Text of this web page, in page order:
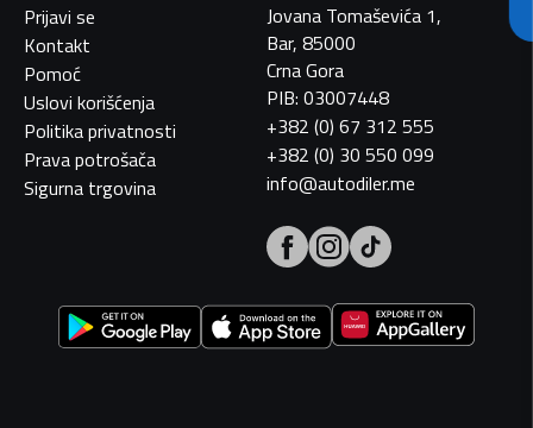
Prijavi se
Kontakt
Pomoć
Uslovi korišćenja
Politika privatnosti
Prava potrošača
Sigurna trgovina
Jovana Tomaševića 1,
Bar, 85000
Crna Gora
PIB: 03007448
+382 (0) 67 312 555
+382 (0) 30 550 099
info@autodiler.me